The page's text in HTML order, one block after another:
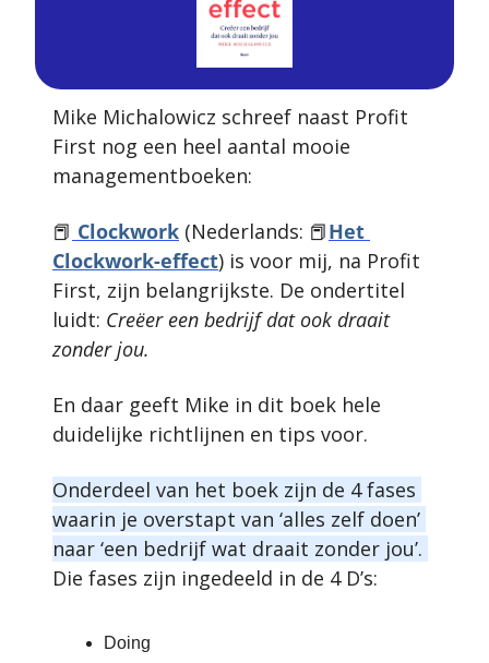
Mike Michalowicz schreef naast Profit
First nog een heel aantal mooie
managementboeken:
📕 Clockwork (Nederlands: 📕Het
Clockwork-effect) is voor mij, na Profit
First, zijn belangrijkste. De ondertitel
luidt: Creëer een bedrijf dat ook draait
zonder jou.
En daar geeft Mike in dit boek hele
duidelijke richtlijnen en tips voor.
Onderdeel van het boek zijn de 4 fases
waarin je overstapt van ‘alles zelf doen’
Die fases zijn ingedeeld in de 4 D’s:
Doing